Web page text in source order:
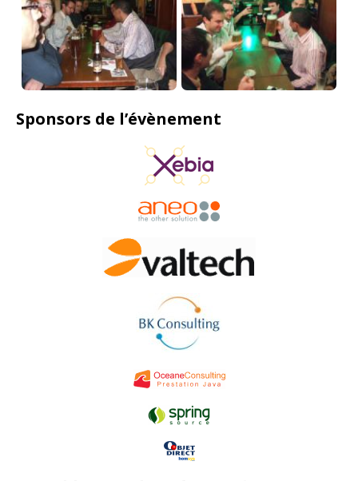
Sponsors de l’évènement